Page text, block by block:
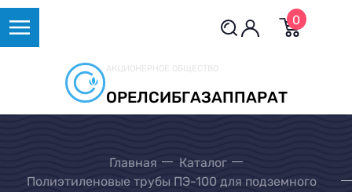
0
АКЦИОНЕРНОЕ ОБЩЕСТВО
ОРЕЛСИБГАЗАППАРАТ
Главная
Каталог
Полиэтиленовые трубы ПЭ-100 для подземного